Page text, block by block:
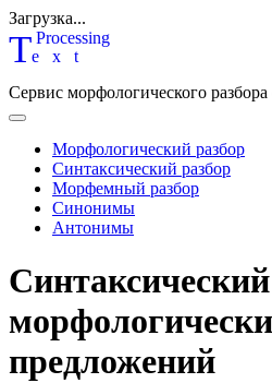
Загрузка...
Text
Processing
Сервис морфологического разбора
Морфологический разбор
Синтаксический разбор
Морфемный разбор
Синонимы
Антонимы
предложений